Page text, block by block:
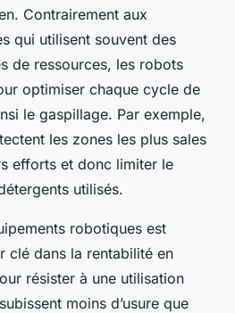
Contrairement aux
qui utilisent souvent des
de ressources, les robots
optimiser chaque cycle de
le gaspillage. Par exemple,
les zones les plus sales
efforts et donc limiter le
utilisés.
robotiques est
clé dans la rentabilité en
résister à une utilisation
moins d’usure que